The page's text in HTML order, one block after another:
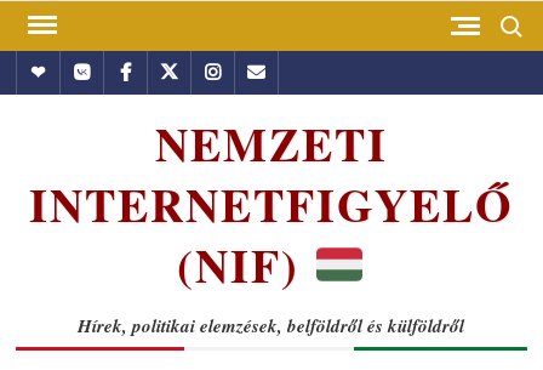
Skip
contentHundubVkontakte
Facebook
TwitterInstagram
Email
NEMZETI
INTERNETFIGYELŐ
(NIF)
Hírek, politikai elemzések, belföldről és külföldről